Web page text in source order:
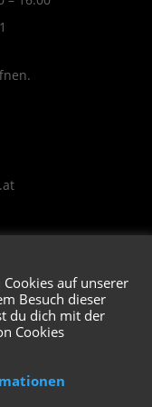
auf unserer
Besuch dieser
du dich mit der
Cookies